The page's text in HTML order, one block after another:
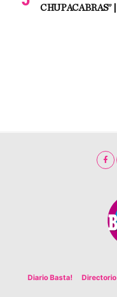
CHUPACABRAS” |
Diario Basta! Directorio